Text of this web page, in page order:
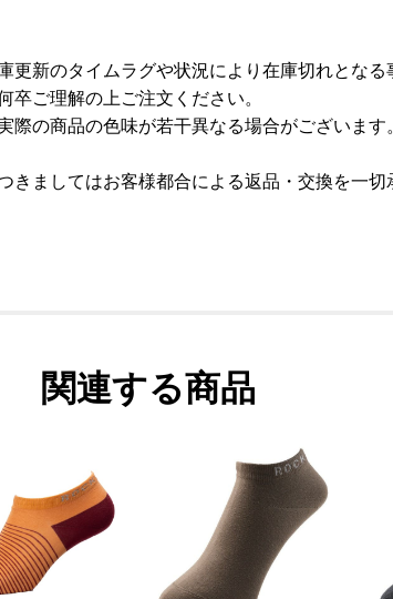
新のタイムラグや状況により在庫切れとな
ご理解の上ご注文ください。
の商品の色味が若干異なる場合がございま
ましてはお客様都合による返品・交換を一
関連する商品